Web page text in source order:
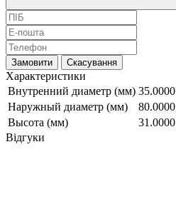
Замовити Скасування
Характеристики
Внутренний диаметр (мм) 35.0000
Наружный диаметр (мм)
80.0000
Высота (мм)
31.0000
Відгуки